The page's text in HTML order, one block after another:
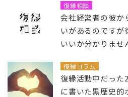
復縁相談
会社経営者の彼か
いがあるのですが
いいか分かりませ
復縁コラム
復縁活動中だっ
に書いた黒歴史的